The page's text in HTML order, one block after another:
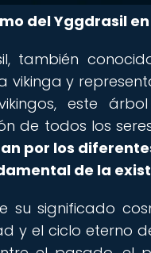
del Yggdrasil
también
vikinga y
este
de todos los
por los
de la
su significado
y el ciclo eterno